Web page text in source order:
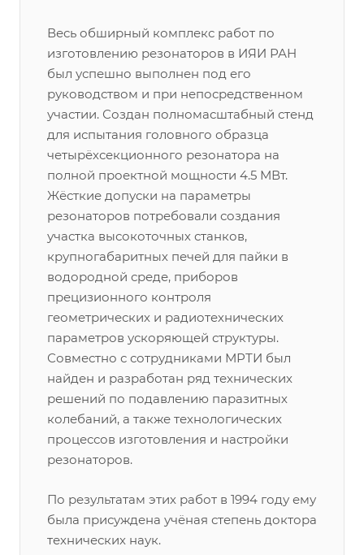
Весь обширный комплекс работ по
изготовлению резонаторов в ИЯИ РАН
был успешно выполнен под его
руководством и при непосредственном
участии. Создан полномасштабный стенд
для испытания головного образца
четырёхсекционного резонатора на
полной проектной мощности 4.5 МВт.
Жёсткие допуски на параметры
резонаторов потребовали создания
участка высокоточных станков,
крупногабаритных печей для пайки в
водородной среде, приборов
прецизионного контроля
геометрических и радиотехнических
параметров ускоряющей структуры.
Совместно с сотрудниками МРТИ был
найден и разработан ряд технических
решений по подавлению паразитных
колебаний, а также технологических
процессов изготовления и настройки
резонаторов.
По результатам этих работ в 1994 году ему
была присуждена учёная степень доктора
технических наук.